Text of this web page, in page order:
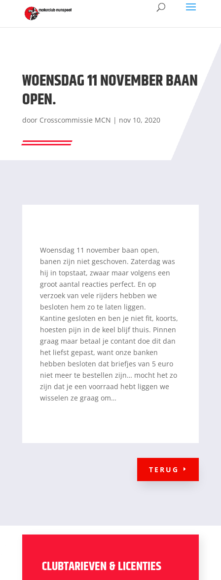
WOENSDAG 11 NOVEMBER BAAN
OPEN.
door Crosscommissie MCN | nov 10, 2020
Woensdag 11 november baan open,
banen zijn niet geschoven. Zaterdag was
hij in topstaat, zwaar maar volgens een
groot aantal reacties perfect. En op
verzoek van vele rijders hebben we
besloten hem zo te laten liggen.
Kantine gesloten en ben je niet fit, koorts,
hoesten pijn in de keel blijf thuis. Pinnen
graag maar betaal je contant doe dit dan
het liefst gepast, want onze banken
hebben besloten dat briefjes van 5 euro
niet meer te bestellen zijn… mocht het zo
zijn dat je een voorraad hebt liggen we
wisselen ze graag om…
TERUG
CLUBTARIEVEN & LICENTIES